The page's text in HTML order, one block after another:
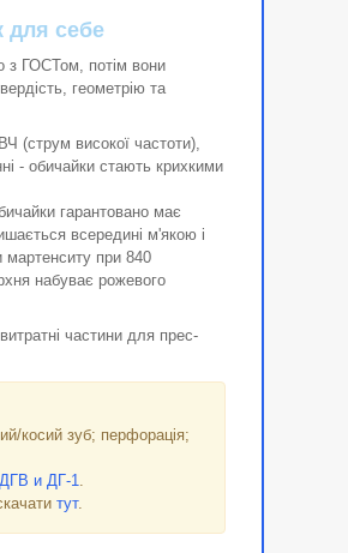
для себе
з ГОСТом, потім вони
геометрію та
(струм високої частоти),
- обичайки стають крихкими
гарантовано має
всередині м'якою і
мартенситу при 840
набуває рожевого
частини для прес-
косий зуб; перфорація;
и ДГ-1.
тут.